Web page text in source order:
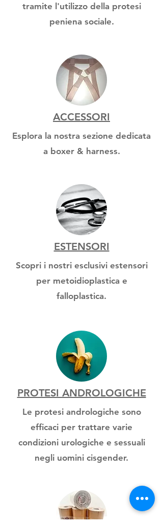
tramite l'utilizzo della protesi
peniena sociale.
ACCESSORI
Esplora la nostra sezione dedicata
a boxer & harness.
ESTENSORI
Scopri i nostri esclusivi estensori
per metoidioplastica e
falloplastica.
PROTESI ANDROLOGICHE
Le protesi andrologiche sono
efficaci per trattare varie
condizioni urologiche e sessuali
negli uomini cisgender.